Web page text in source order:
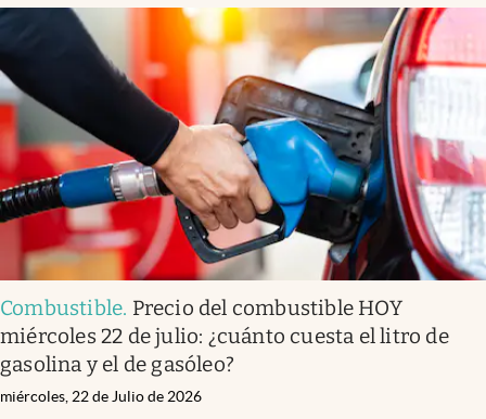
Combustible. Precio del combustible HOY
miércoles 22 de julio: ¿cuánto cuesta el litro de
gasolina y el de gasóleo?
miércoles, 22 de Julio de 2026